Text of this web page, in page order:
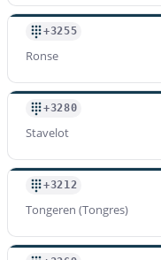
+3255
Ronse
+3280
Stavelot
+3212
Tongeren (Tongres)